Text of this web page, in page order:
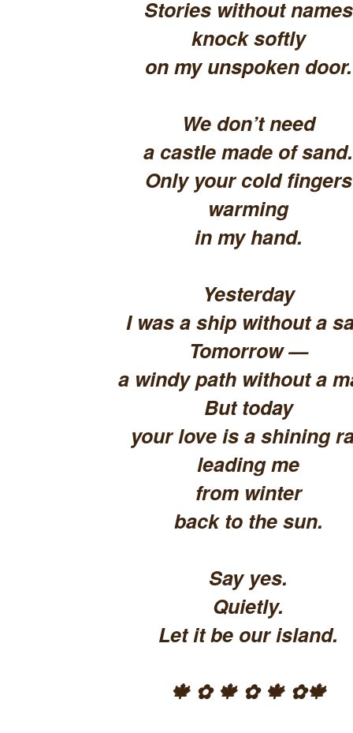
Stories without names
knock softly
on my unspoken door.
We don’t need
a castle made of sand.
Only your cold fingers
warming
in my hand.
Yesterday
I was a ship without a
Tomorrow —
a windy path without a
But today
your love is a shining
leading me
from winter
back to the sun.
Say yes.
Quietly.
Let it be our island.
🍁 ✿ 🍁 ✿ 🍁 ✿🍁